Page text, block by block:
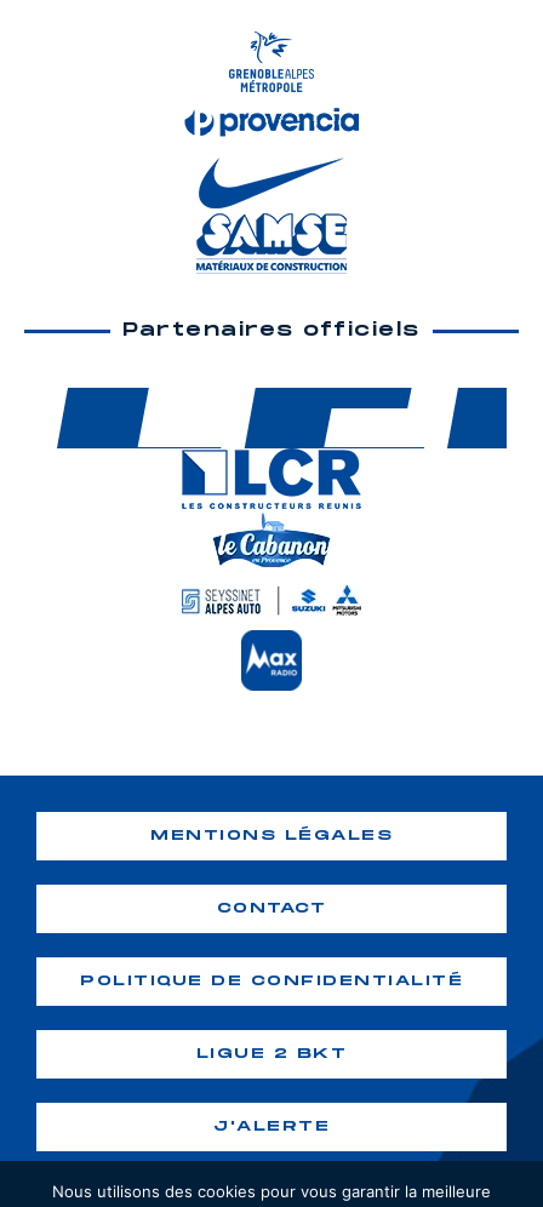
Partenaires officiels
MENTIONS LÉGALES
CONTACT
POLITIQUE DE CONFIDENTIALITÉ
LIGUE 2 BKT
J'ALERTE
Nous utilisons des cookies pour vous garantir la meilleure